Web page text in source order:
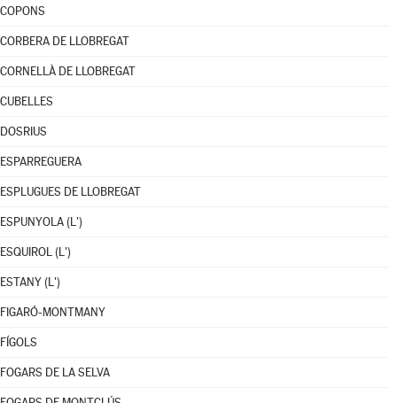
COPONS
CORBERA DE LLOBREGAT
CORNELLÀ DE LLOBREGAT
CUBELLES
DOSRIUS
ESPARREGUERA
ESPLUGUES DE LLOBREGAT
ESPUNYOLA (L')
ESQUIROL (L')
ESTANY (L')
FIGARÓ-MONTMANY
FÍGOLS
FOGARS DE LA SELVA